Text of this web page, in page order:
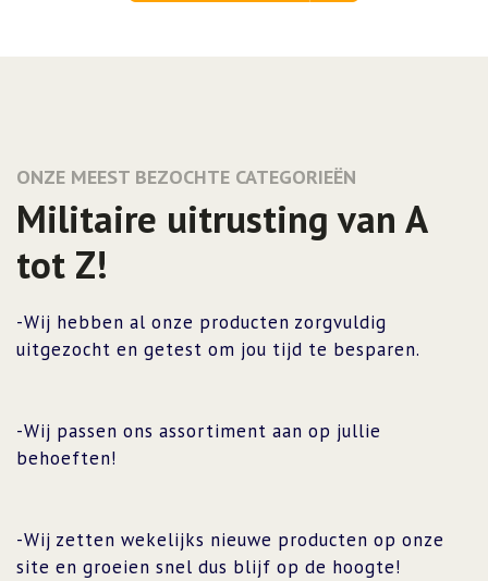
ONZE MEEST BEZOCHTE CATEGORIEËN
Militaire uitrusting van A
tot Z!
-Wij hebben al onze producten zorgvuldig
uitgezocht en getest om jou tijd te besparen.
-Wij passen ons assortiment aan op jullie
behoeften!
-Wij zetten wekelijks nieuwe producten op onze
site en groeien snel dus blijf op de hoogte!